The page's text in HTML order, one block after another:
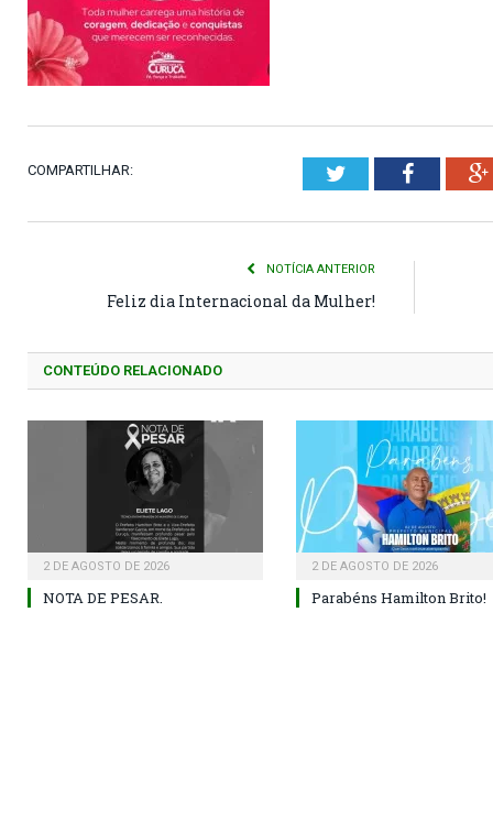
COMPARTILHAR: Twitter
NOTÍCIA ANTERIOR
Feliz dia Internacional da Mulher!
CONTEÚDO RELACIONADO
2 DE AGOSTO DE 2026
NOTA DE PESAR.
2 DE AGOSTO DE 2026
Parabéns Hamilton Brito!